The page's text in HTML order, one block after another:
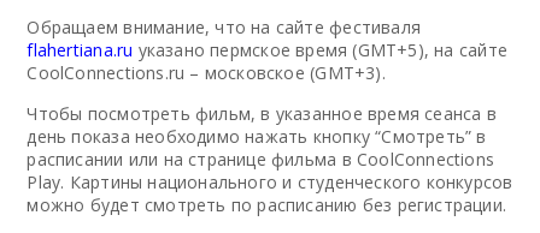
Обращаем внимание, что на сайте фестиваля
flahertiana.ru указано пермское время (GMT+5), на сайте
CoolConnections.ru – московское (GMT+3).
Чтобы посмотреть фильм, в указанное время сеанса в
день показа необходимо нажать кнопку “Смотреть” в
расписании или на странице фильма в CoolConnections
Play. Картины национального и студенческого конкурсов
можно будет смотреть по расписанию без регистрации.